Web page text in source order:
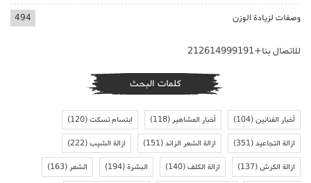
وصفات لزيادة الوزن 494
للاتصال بنا+212614999191
كلمات البحث
أخبار الفنانين(104) أخبار المشاهير(118) ابتسام تسكت(120)
ازالة التجاعيد(351) ازالة الشعر الزائد(151) ازالة الشيب(222)
ازالة الكرش(137) ازالة الكلف(140) البشرة(194) الشعر(163)